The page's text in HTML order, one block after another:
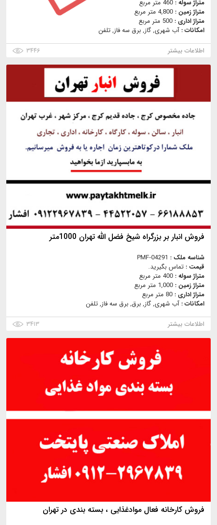
متراژ سوله : 460 متر مربع
متراژ زمین : 4,800 متر مربع
متراژ اداری : 500 متر مربع
امکانات :آب شهری, گاز, برق سه فاز, تلفن
اطلاعات بیشتر
۳۴۴۶
فروش انبار بر بزرگراه شیخ فضل الله تهران 1000متر
شناسه ملک : PMF-04291
قیمت : تماس بگیرید.
متراژ سوله : 400 متر مربع
متراژ زمین : 1,000 متر مربع
متراژ اداری : 80 متر مربع
امکانات :آب شهری, گاز, برق, برق سه فاز, تلفن
اطلاعات بیشتر
۳۴۱۳
فروش کارخانه فعال موادغذایی ، بسته بندی در تهران